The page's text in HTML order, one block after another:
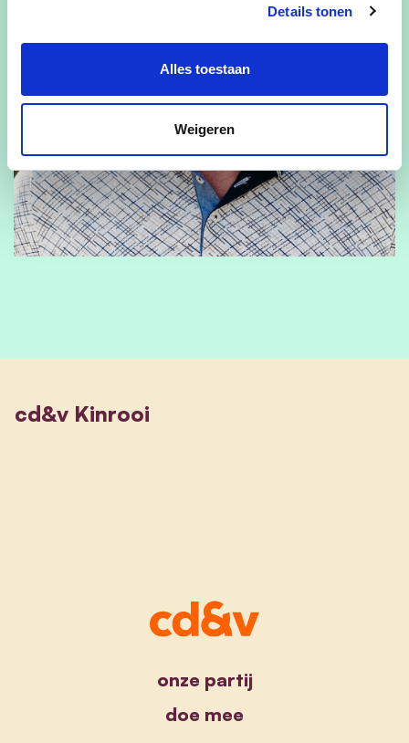
Details tonen
Alles toestaan
Weigeren
cd&v Kinrooi
onze partij
doe mee